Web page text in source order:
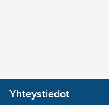
Yhteystiedot